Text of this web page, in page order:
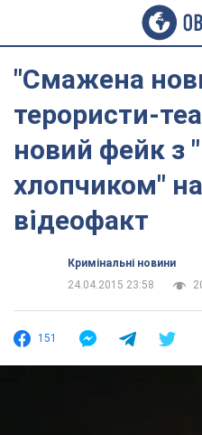
"Смажена
терористи-
новий фейк з
хлопчиком" на
відеофакт
Кримінальні новини
24.04.2015 23:58
151